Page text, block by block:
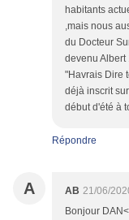
habitants
,mais nous
du Docteur
devenu Albert
"Havrais Dire
déjà inscrit
début d'été à
Répondre
A AB 21/06/
Bonjour